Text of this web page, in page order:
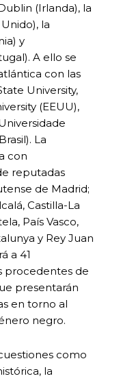
(Irlanda), la
la
y
A ello se
con las
University,
(EEUU),
La
con
reputadas
de Madrid;
Castilla-La
País Vasco,
y Rey Juan
a 41
procedentes de
presentarán
en torno al
negro.
como
la